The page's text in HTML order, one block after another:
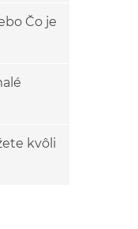
Čo je
kvôli